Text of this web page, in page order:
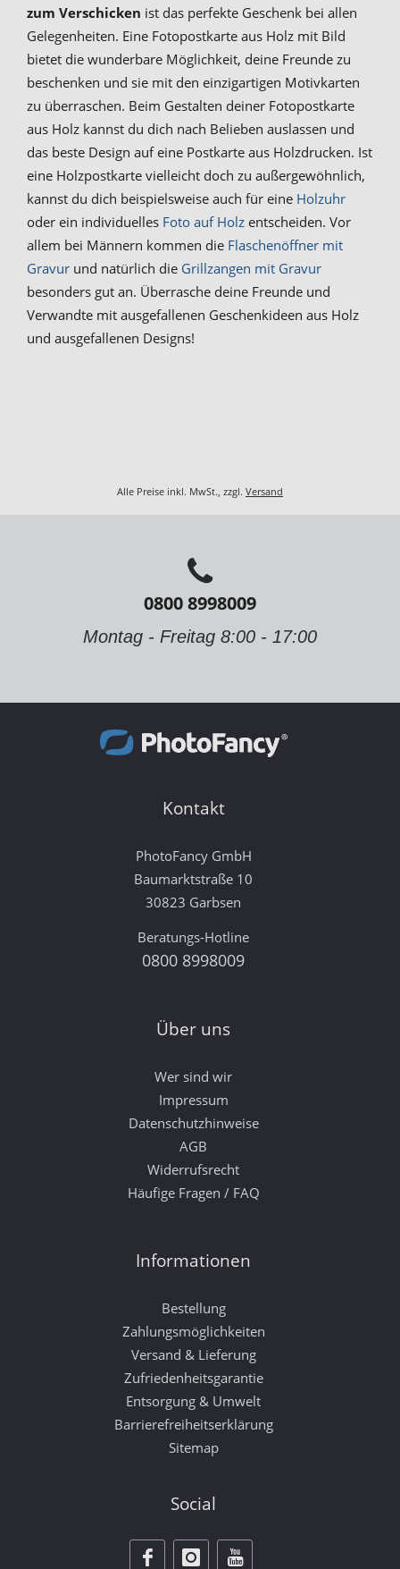
zum Verschicken ist das perfekte Geschenk bei allen
Gelegenheiten. Eine Fotopostkarte aus Holz mit Bild
bietet die wunderbare Möglichkeit, deine Freunde zu
beschenken und sie mit den einzigartigen Motivkarten
zu überraschen. Beim Gestalten deiner Fotopostkarte
aus Holz kannst du dich nach Belieben auslassen und
das beste Design auf eine Postkarte aus Holzdrucken. Ist
eine Holzpostkarte vielleicht doch zu außergewöhnlich,
kannst du dich beispielsweise auch für eine Holzuhr
oder ein individuelles Foto auf Holz entscheiden. Vor
allem bei Männern kommen die Flaschenöffner mit
Gravur und natürlich die Grillzangen mit Gravur
besonders gut an. Überrasche deine Freunde und
Verwandte mit ausgefallenen Geschenkideen aus Holz
und ausgefallenen Designs!
Alle Preise inkl. MwSt., zzgl. Versand
0800 8998009
Montag - Freitag 8:00 - 17:00
Kontakt
PhotoFancy GmbH
Baumarktstraße 10
30823 Garbsen
Beratungs-Hotline
0800 8998009
Über uns
Wer sind wir
Impressum
Datenschutzhinweise
AGB
Widerrufsrecht
Häufige Fragen / FAQ
Informationen
Bestellung
Zahlungsmöglichkeiten
Versand & Lieferung
Zufriedenheitsgarantie
Entsorgung & Umwelt
Barrierefreiheitserklärung
Sitemap
Social